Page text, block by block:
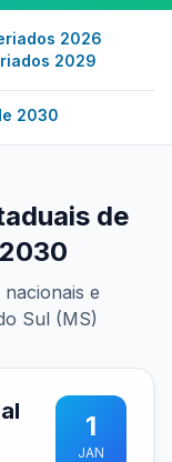
2026
2029
2030
de
e
Sul (MS)
1
JAN